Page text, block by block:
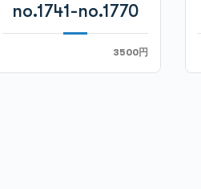
no.1741-no.1770
3500円